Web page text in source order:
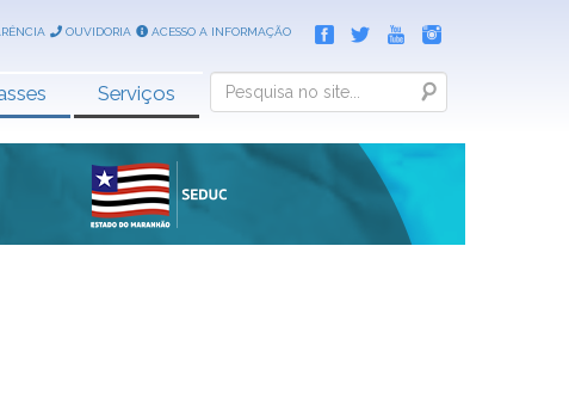
OUVIDORIA ACESSO A INFORMAÇÃO
Serviços Search